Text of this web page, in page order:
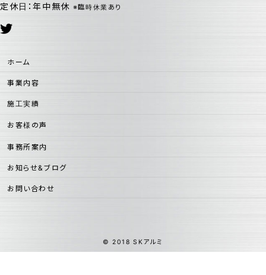
定休日：年中無休 ※臨時休業あり
ホーム
事業内容
施工実績
お客様の声
事務所案内
お知らせ&ブログ
お問い合わせ
© 2018 SKアルミ